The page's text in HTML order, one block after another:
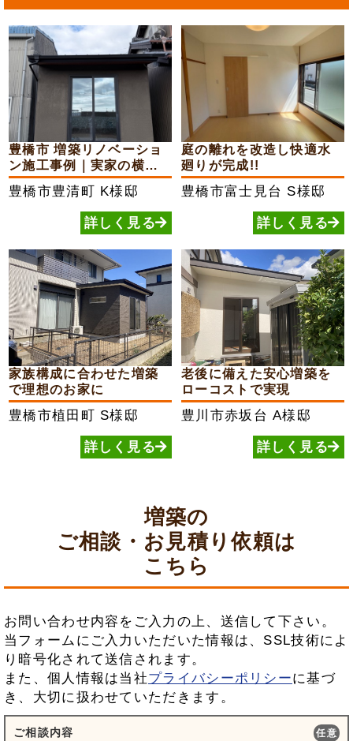
豊橋市 増築リノベーショ
ン施工事例｜実家の横に
16...
豊橋市豊清町 K様邸
詳しく見る
庭の離れを改造し快適水
廻りが完成!!
豊橋市富士見台 S様邸
詳しく見る
家族構成に合わせた増築
で理想のお家に
豊橋市植田町 S様邸
詳しく見る
老後に備えた安心増築を
ローコストで実現
豊川市赤坂台A様邸
詳しく見る
増築の
ご相談・お見積り依頼は
こちら
お問い合わせ内容をご入力の上、送信して下さい。
当フォームにご入力いただいた情報は、SSL技術によ
り暗号化されて送信されます。
また、個人情報は当社プライバシーポリシーに基づ
き、大切に扱わせていただきます。
ご相談内容 任意